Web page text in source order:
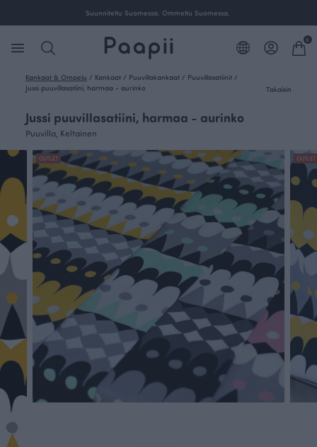
toimitus yli 100 € tilauksille Suomessa.
0
Kankaat & Ompelu / Kankaat / Puuvillakankaat / Puuvillasatiinit /
Jussi puuvillasatiini, harmaa - aurinko
Takaisin
Jussi puuvillasatiini, harmaa - aurinko
Puuvilla, Keltainen
OUTLET OUTLET